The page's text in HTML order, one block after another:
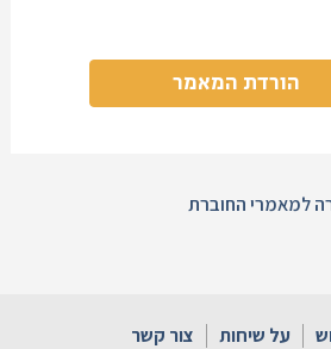
הורדת המאמר
למאמרי החוברת
על שיחות צור קשר